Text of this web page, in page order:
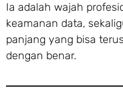
Ia adalah wajah
keamanan data,
panjang yang bisa
dengan benar.